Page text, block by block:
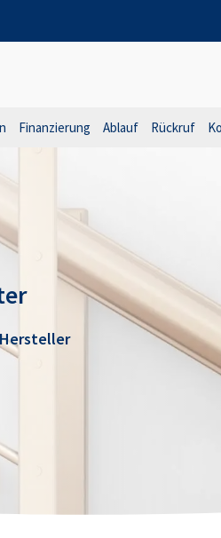
Finanzierung Ablauf Rückruf